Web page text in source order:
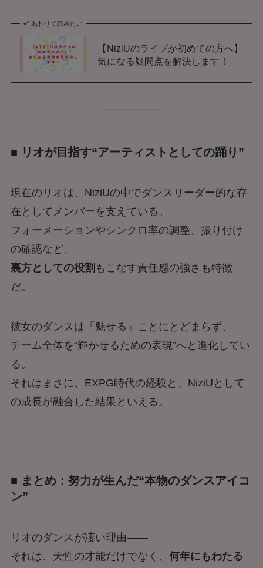
あわせて読みたい
【NiziUのライブが初めての方へ】
気になる疑問点を解決します！
■ リオが目指す“アーティストとしての踊り”
現在のリオは、NiziUの中でダンスリーダー的な存
在としてメンバーを支えている。
フォーメーションやシンクロ率の調整、振り付け
の確認など、
裏方としての役割 もこなす責任感の強さも特徴
だ。
彼女のダンスは「魅せる」ことにとどまらず、
チーム全体を“輝かせるための表現”へと進化してい
る。
それはまさに、EXPG時代の経験と、NiziUとして
の成長が融合した結果といえる。
■ まとめ：努力が生んだ“本物のダンスアイコ
ン”
リオのダンスが凄い理由——
それは、天性の才能だけでなく、 何年にもわたる